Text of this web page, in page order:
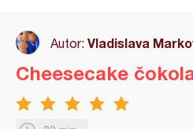
Autor: Vladislava
Cheesecake